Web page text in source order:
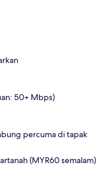
50+ Mbps)
percuma di tapak
(MYR60 semalam)